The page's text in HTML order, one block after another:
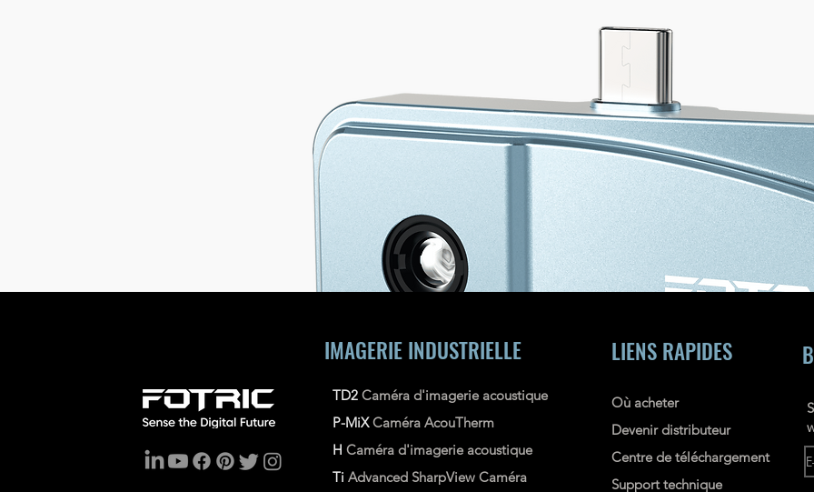
IMAGERIE INDUSTRIELLE
TD2 Caméra d'imagerie acoustique
P-MiXCaméra AcouTherm
H Caméra d'imagerie acoustique
Ti Advanced SharpView Caméra
LIENS RAPIDES
Où acheter
Devenir distributeur
Centre de téléchargement
Support technique